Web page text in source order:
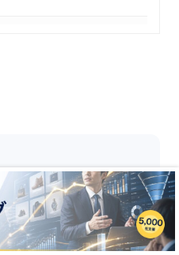
直接相談したい
・齋藤竹紘（株式会社オ